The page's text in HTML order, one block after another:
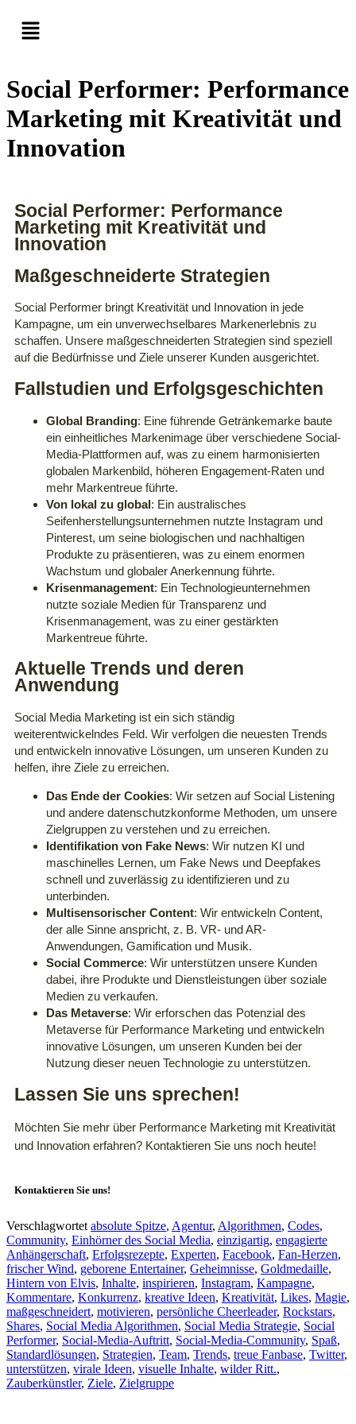
Social Performer: Performance
Marketing mit Kreativität und
Innovation
Social Performer: Performance
Marketing mit Kreativität und
Innovation
Maßgeschneiderte Strategien
Social Performer bringt Kreativität und Innovation in jede
Kampagne, um ein unverwechselbares Markenerlebnis zu
schaffen. Unsere maßgeschneiderten Strategien sind speziell
auf die Bedürfnisse und Ziele unserer Kunden ausgerichtet.
Fallstudien und Erfolgsgeschichten
Global Branding: Eine führende Getränkemarke baute
ein einheitliches Markenimage über verschiedene Social-
Media-Plattformen auf, was zu einem harmonisierten
globalen Markenbild, höheren Engagement-Raten und
mehr Markentreue führte.
Von lokal zu global: Ein australisches
Seifenherstellungsunternehmen nutzte Instagram und
Pinterest, um seine biologischen und nachhaltigen
Produkte zu präsentieren, was zu einem enormen
Wachstum und globaler Anerkennung führte.
Krisenmanagement: Ein Technologieunternehmen
nutzte soziale Medien für Transparenz und
Krisenmanagement, was zu einer gestärkten
Markentreue führte.
Aktuelle Trends und deren
Anwendung
Social Media Marketing ist ein sich ständig
weiterentwickelndes Feld. Wir verfolgen die neuesten Trends
und entwickeln innovative Lösungen, um unseren Kunden zu
helfen, ihre Ziele zu erreichen.
Das Ende der Cookies: Wir setzen auf Social Listening
und andere datenschutzkonforme Methoden, um unsere
Zielgruppen zu verstehen und zu erreichen.
Identifikation von Fake News: Wir nutzen KI und
maschinelles Lernen, um Fake News und Deepfakes
schnell und zuverlässig zu identifizieren und zu
unterbinden.
Multisensorischer Content: Wir entwickeln Content,
der alle Sinne anspricht, z. B. VR- und AR-
Anwendungen, Gamification und Musik.
Social Commerce: Wir unterstützen unsere Kunden
dabei, ihre Produkte und Dienstleistungen über soziale
Medien zu verkaufen.
Das Metaverse: Wir erforschen das Potenzial des
Metaverse für Performance Marketing und entwickeln
innovative Lösungen, um unseren Kunden bei der
Nutzung dieser neuen Technologie zu unterstützen.
Lassen Sie uns sprechen!
Möchten Sie mehr über Performance Marketing mit Kreativität
und Innovation erfahren? Kontaktieren Sie uns noch heute!
Kontaktieren Sie uns!
Verschlagwortet absolute Spitze, Agentur, Algorithmen, Codes,
Community, Einhörner des Social Media, einzigartig, engagierte
Anhängerschaft, Erfolgsrezepte, Experten, Facebook, Fan-Herzen,
frischer Wind, geborene Entertainer, Geheimnisse, Goldmedaille,
Hintern von Elvis, Inhalte, inspirieren, Instagram, Kampagne,
Kommentare, Konkurrenz, kreative Ideen, Kreativität, Likes, Magie,
maßgeschneidert, motivieren, persönliche Cheerleader, Rockstars,
Shares, Social Media Algorithmen, Social Media Strategie, Social
Performer, Social-Media-Auftritt, Social-Media-Community, Spaß,
Standardlösungen, Strategien, Team, Trends, treue Fanbase, Twitter,
unterstützen, virale Ideen, visuelle Inhalte, wilder Ritt.,
Zauberkünstler, Ziele, Zielgruppe